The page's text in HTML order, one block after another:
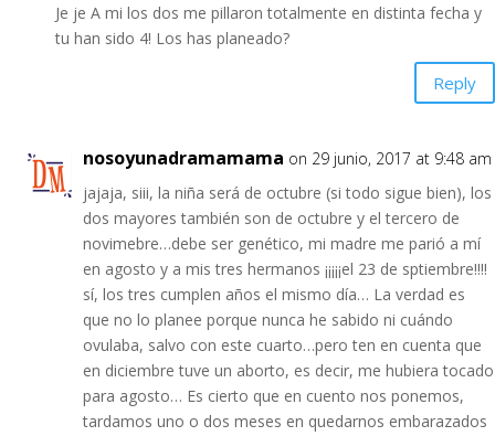
Je je A mi los dos me pillaron totalmente en distinta fecha y
tu han sido 4! Los has planeado?
Reply
nosoyunadramamama on 29 junio, 2017 at 9:48 am
jajaja, siii, la niña será de octubre (si todo sigue bien), los
dos mayores también son de octubre y el tercero de
novimebre…debe ser genético, mi madre me parió a mí
en agosto y a mis tres hermanos ¡¡¡¡¡el 23 de sptiembre!!!!
sí, los tres cumplen años el mismo día… La verdad es
que no lo planee porque nunca he sabido ni cuándo
ovulaba, salvo con este cuarto…pero ten en cuenta que
en diciembre tuve un aborto, es decir, me hubiera tocado
para agosto… Es cierto que en cuento nos ponemos,
tardamos uno o dos meses en quedarnos embarazados